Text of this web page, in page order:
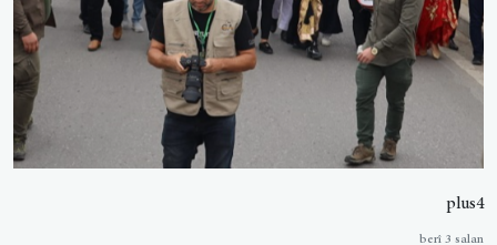
plus4
berî 3 salan